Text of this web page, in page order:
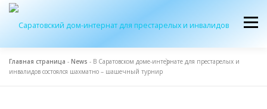
Перейти
содержимому
Меню
ОБ УЧРЕЖДЕНИИ ЭКСКУРСИЯ
Главная страница - News - В Саратовском доме-интернате для престарелых и
инвалидов состоялся шахматно – шашечный турнир